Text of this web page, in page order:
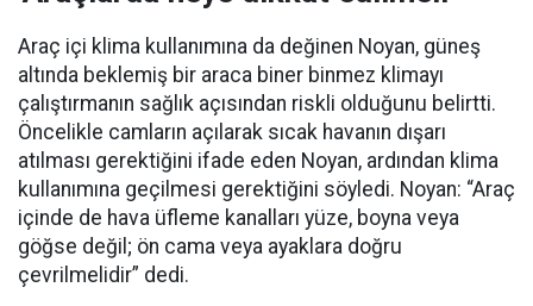
Araç içi klima kullanımına da değinen Noyan, güneş
altında beklemiş bir araca biner binmez klimayı
çalıştırmanın sağlık açısından riskli olduğunu belirtti.
Öncelikle camların açılarak sıcak havanın dışarı
atılması gerektiğini ifade eden Noyan, ardından klima
kullanımına geçilmesi gerektiğini söyledi. Noyan: “Araç
içinde de hava üfleme kanalları yüze, boyna veya
göğse değil; ön cama veya ayaklara doğru
çevrilmelidir” dedi.